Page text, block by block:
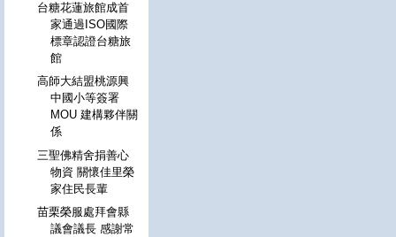
台糖花蓮旅館成首
家通過ISO國際
標章認證台糖旅
館
高師大結盟桃源興
中國小等簽署
MOU 建構夥伴關
係
三聖佛精舍捐善心
物資 關懷佳里榮
家住民長輩
苗栗榮服處拜會縣
議會議長 感謝常